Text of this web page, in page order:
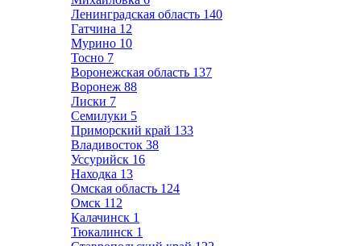
Ленинградская область 140
Гатчина 12
Мурино 10
Тосно 7
Воронежская область 137
Воронеж 88
Лиски 7
Семилуки 5
Приморский край 133
Владивосток 38
Уссурийск 16
Находка 13
Омская область 124
Омск 112
Калачинск 1
Тюкалинск 1